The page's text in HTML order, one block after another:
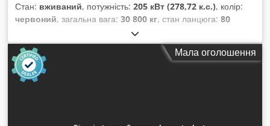
Стан: вживаний, потужність: 205 кВт (278,72 к.с.), колір:
червоний, загальна вага: 30 800 кг, стан ланцюга: 80
, Рік виготовлення:
мотогодини:8 660 h, Обладнання:гідравліка
захоплювача, додаткові фари, кабіна, низький рівень
шуму,
Мала оголошення